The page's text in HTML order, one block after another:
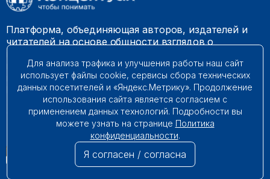
Платформа, объединяющая авторов, издателей и
читателей на основе общности взглядов о
гармоничного мироустройства. Наши книги можно
встретить на многих книготорговых площадках
России.
© 2009 – 2026. Все права защищены.
Для анализа трафика и улучшения работы наш сайт
использует файлы cookie, сервисы сбора технических
данных посетителей и «Яндекс.Метрику». Продолжение
использования сайта является согласием с
применением данных технологий. Подробности вы
можете узнать на странице Политика
конфиденциальности.
Я согласен / согласна